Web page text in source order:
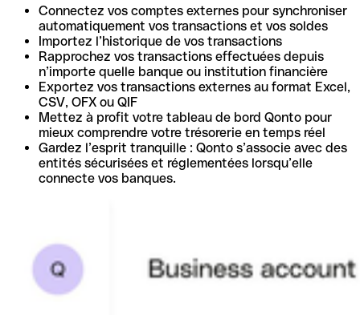
Connectez vos comptes externes pour synchroniser
automatiquement vos transactions et vos soldes
Importez l’historique de vos transactions
Rapprochez vos transactions effectuées depuis
n’importe quelle banque ou institution financière
Exportez vos transactions externes au format Excel,
CSV, OFX ou QIF
Mettez à profit votre tableau de bord Qonto pour
mieux comprendre votre trésorerie en temps réel
Gardez l’esprit tranquille : Qonto s’associe avec des
entités sécurisées et réglementées lorsqu’elle
connecte vos banques.